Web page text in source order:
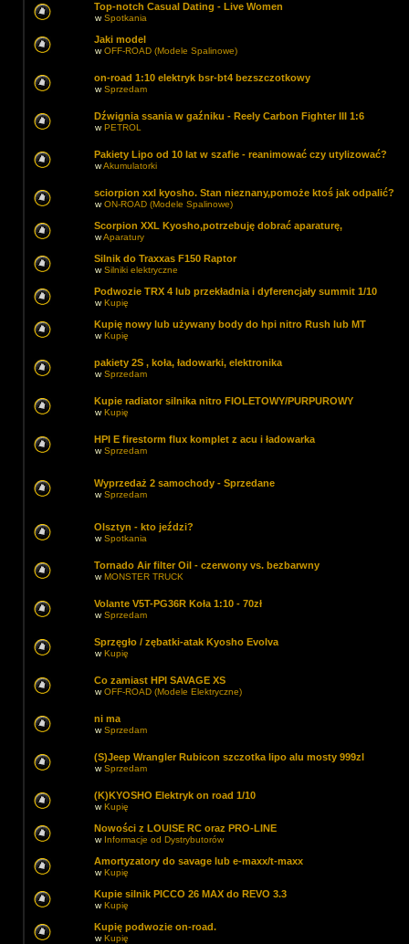
Top-notch Сasual Dating - Live Women
wSpotkania
Jaki model
wOFF-ROAD (Modele Spalinowe)
on-road 1:10 elektryk bsr-bt4 bezszczotkowy
wSprzedam
Dźwignia ssania w gaźniku - Reely Carbon Fighter III 1:6
wPETROL
Pakiety Lipo od 10 lat w szafie - reanimować czy utylizować?
wAkumulatorki
sciorpion xxl kyosho. Stan nieznany,pomoże ktoś jak odpalić?
wON-ROAD (Modele Spalinowe)
Scorpion XXL Kyosho,potrzebuję dobrać aparaturę,
wAparatury
Silnik do Traxxas F150 Raptor
wSilniki elektryczne
Podwozie TRX 4 lub przekładnia i dyferencjały summit 1/10
wKupię
Kupię nowy lub używany body do hpi nitro Rush lub MT
wKupię
pakiety 2S , koła, ładowarki, elektronika
wSprzedam
Kupie radiator silnika nitro FIOLETOWY/PURPUROWY
wKupię
HPI E firestorm flux komplet z acu i ładowarka
wSprzedam
Wyprzedaż 2 samochody - Sprzedane
wSprzedam
Olsztyn - kto jeździ?
wSpotkania
Tornado Air filter Oil - czerwony vs. bezbarwny
wMONSTER TRUCK
Volante V5T-PG36R Koła 1:10 - 70zł
wSprzedam
Sprzęgło / zębatki-atak Kyosho Evolva
wKupię
Co zamiast HPI SAVAGE XS
wOFF-ROAD (Modele Elektryczne)
ni ma
wSprzedam
(S)Jeep Wrangler Rubicon szczotka lipo alu mosty 999zl
wSprzedam
(K)KYOSHO Elektryk on road 1/10
wKupię
Nowości z LOUISE RC oraz PRO-LINE
w Informacje od Dystrybutorów
Amortyzatory do savage lub e-maxx/t-maxx
wKupię
Kupie silnik PICCO 26 MAX do REVO 3.3
wKupię
Kupię podwozie on-road.
wKupię